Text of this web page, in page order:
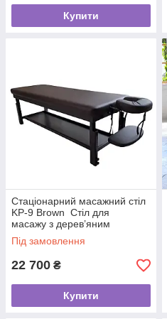
Купити
Стаціонарний масажний стіл
KP-9 Brown Стіл для
масажу з дерев’яним
каркасом (навантаження 280
кг)
Під замовлення
22 700 ₴
Купити